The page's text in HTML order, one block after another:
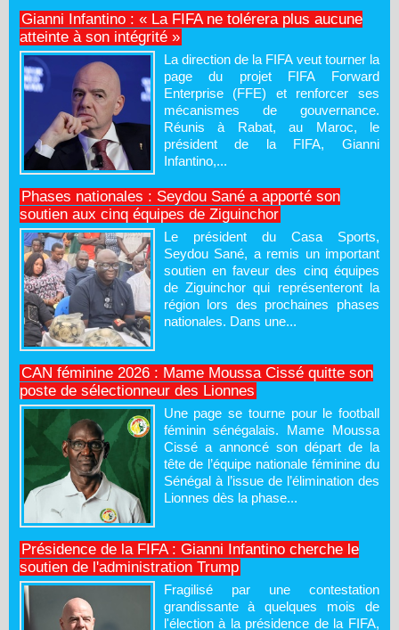
Gianni Infantino : « La FIFA ne tolérera plus aucune
atteinte à son intégrité »
La direction de la FIFA veut tourner la
page du projet FIFA Forward
Enterprise (FFE) et renforcer ses
mécanismes de gouvernance.
Réunis à Rabat, au Maroc, le
président de la FIFA, Gianni
Infantino,...
Phases nationales : Seydou Sané a apporté son
soutien aux cinq équipes de Ziguinchor
Le président du Casa Sports,
Seydou Sané, a remis un important
soutien en faveur des cinq équipes
de Ziguinchor qui représenteront la
région lors des prochaines phases
nationales. Dans une...
CAN féminine 2026 : Mame Moussa Cissé quitte son
poste de sélectionneur des Lionnes
Une page se tourne pour le football
féminin sénégalais. Mame Moussa
Cissé a annoncé son départ de la
tête de l’équipe nationale féminine du
Sénégal à l’issue de l’élimination des
Lionnes dès la phase...
Présidence de la FIFA : Gianni Infantino cherche le
soutien de l'administration Trump
Fragilisé par une contestation
grandissante à quelques mois de
l'élection à la présidence de la FIFA,